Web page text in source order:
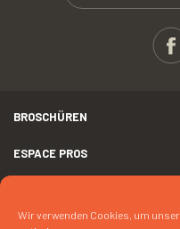
Wir verwenden Cookies, um
BROSCHÜREN
ESPACE PROS